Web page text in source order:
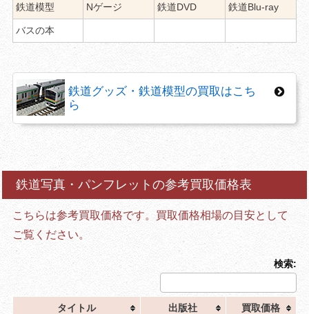
鉄道模型 Nゲージ 鉄道DVD 鉄道Blu-ray
バスの本
鉄道グッズ・鉄道模型の買取はこち
ら
鉄道写真・パンフレットの参考買取価格表
こちらは参考買取価格です。買取価格相場の目安として
ご覧ください。
検索:
タイトル 出版社 買取価格